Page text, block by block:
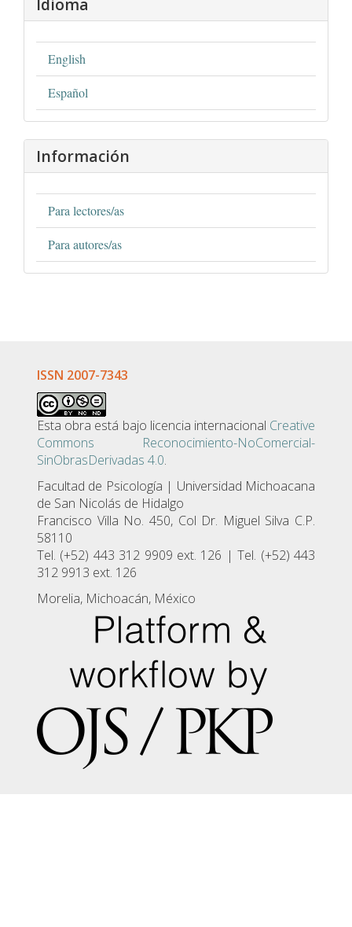
Idioma
English
Español
Información
Para lectores/as
Para autores/as
ISSN 2007-7343
Esta obra está bajo licencia internacional Creative
Commons Reconocimiento-NoComercial-
SinObrasDerivadas 4.0.
Facultad de Psicologí­a | Universidad Michoacana
de San Nicolás de Hidalgo
Francisco Villa No. 450, Col Dr. Miguel Silva C.P.
58110
Tel. (+52) 443 312 9909 ext. 126 | Tel. (+52) 443
312 9913 ext. 126
Morelia, Michoacán, México